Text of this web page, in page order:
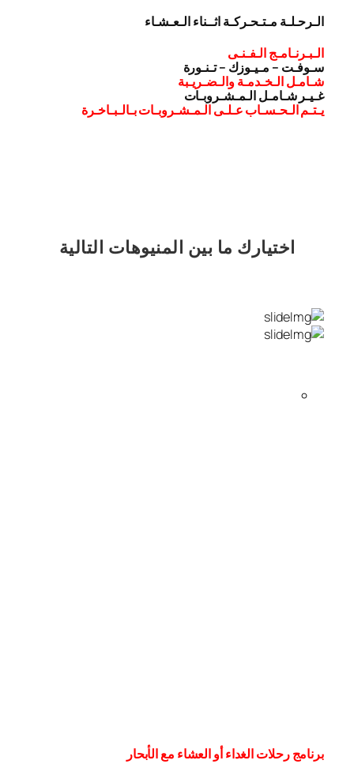
الـرحـلـة مـتـحـركـة اثــناء الـعـشـاء
الـبـرنـامـج الـفـنـى
سـوفـت – مـيـوزك – تـنـورة
شـامـل الـخـدمـة والـضـريـبة
غـيـر شـامـل الـمـشـروبـات
يـتـم الـحـسـاب عـلـى الـمـشـروبـات بـالـبـاخـرة
اختيارك ما بين المنيوهات التالية
برنامج رحلات الغداء أو العشاء مع الأبحار